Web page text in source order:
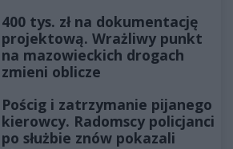
400 tys. zł na dokumentację
projektową. Wrażliwy punkt
na mazowieckich drogach
zmieni oblicze
Pościg i zatrzymanie pijanego
kierowcy. Radomscy policjanci
po służbie znów pokazali